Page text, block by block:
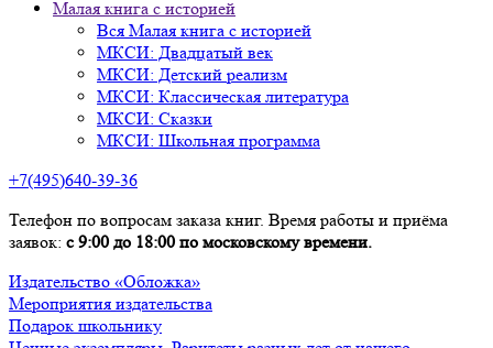
Малая книга с историей
Вся Малая книга с историей
МКСИ: Двадцатый век
МКСИ: Детский реализм
МКСИ: Классическая литература
МКСИ: Сказки
МКСИ: Школьная программа
+7(495)640-39-36
Телефон по вопросам заказа книг. Время работы и приёма
заявок: с 9:00 до 18:00 по московскому времени.
Издательство «Обложка»
Мероприятия издательства
Подарок школьнику